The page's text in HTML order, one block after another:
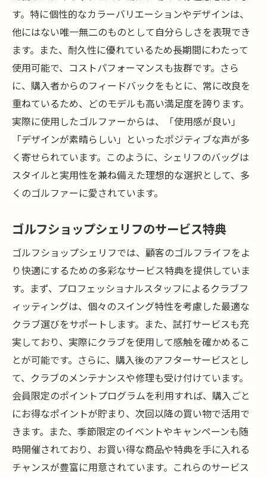
す。特に個性的なカラーバリエーションやデザインは、
他にはない唯一無二のものとして自分らしさを表現でき
ます。また、耐久性に優れているため長期間にわたって
使用可能で、コストパフォーマンスも抜群です。さら
に、購入者からのフィードバックをもとに、常に改良を
重ねているため、どのモデルも高い満足度を誇ります。
実際に使用したゴルファーからは、「使用感が良い」
「デザインが素晴らしい」といったポジティブな声が多
く寄せられています。このように、シェリフのバッグは
スタイルと実用性を兼ね備えた理想的な選択として、多
くのゴルファーに愛されています。
ゴルフショップシェリフのサービス特典
ゴルフショップシェリフでは、顧客のゴルフライフをよ
り快適にするための多彩なサービス特典を提供していま
す。まず、プロフェッショナルスタッフによるクラブフ
ィッティングは、個々のスイング特性を考慮した最適な
クラブ選びをサポートします。また、試打サービスも充
実しており、実際にクラブを使用して感触を確かめるこ
とが可能です。さらに、購入後のアフターサービスとし
て、クラブのメンテナンスや修理も受け付けています。
会員限定のポイントプログラムを利用すれば、購入ごと
にお得なポイントが貯まり、次回以降の買い物で活用で
きます。また、季節限定のイベントやキャンペーンも随
時開催されており、お買い得な商品や特典を手に入れる
チャンスが豊富に用意されています。これらのサービス